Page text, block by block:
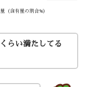
（含有量の割合%）
らい満たしてる